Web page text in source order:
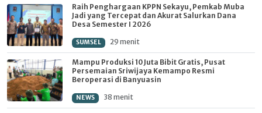
Raih Penghargaan KPPN Sekayu, Pemkab Muba
Jadi yang Tercepat dan Akurat Salurkan Dana
Desa Semester I 2026
SUMSEL 29 menit
Mampu Produksi 10 Juta Bibit Gratis, Pusat
Persemaian Sriwijaya Kemampo Resmi
Beroperasi di Banyuasin
NEWS 38 menit